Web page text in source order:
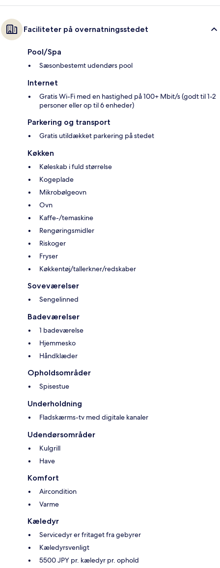
Faciliteter på overnatningsstedet
Pool/Spa
Sæsonbestemt udendørs pool
Internet
Gratis Wi-Fi med en hastighed på 100+ Mbit/s (godt til 1-2
personer eller op til 6 enheder)
Parkering og transport
Gratis utildækket parkering på stedet
Køkken
Køleskab i fuld størrelse
Kogeplade
Mikrobølgeovn
Ovn
Kaffe-/temaskine
Rengøringsmidler
Riskoger
Fryser
Køkkentøj/tallerkner/redskaber
Soveværelser
Sengelinned
Badeværelser
1 badeværelse
Hjemmesko
Håndklæder
Opholdsområder
Spisestue
Underholdning
Fladskærms-tv med digitale kanaler
Udendørsområder
Kulgrill
Have
Komfort
Aircondition
Varme
Kæledyr
Servicedyr er fritaget fra gebyrer
Kæledyrsvenligt
5500 JPY pr. kæledyr pr. ophold